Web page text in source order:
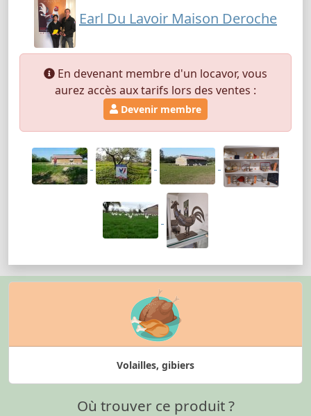
Earl Du Lavoir Maison Deroche
En devenant membre d'un locavor, vous
aurez accès aux tarifs lors des ventes :
Devenir membre
Volailles, gibiers
Où trouver ce produit ?